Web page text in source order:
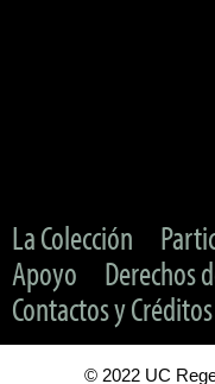
La Colección
Apoyo
Derechos
Contactos y Créditos
© 2022 UC